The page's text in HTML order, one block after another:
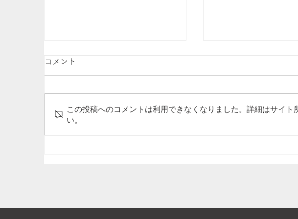
コメント
この投稿へのコメントは利用できなくなりました。詳細はサイト
い。